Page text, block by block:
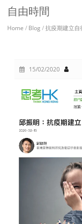
自由時間
Home / Blog /抗疫期建立
15/02/2020